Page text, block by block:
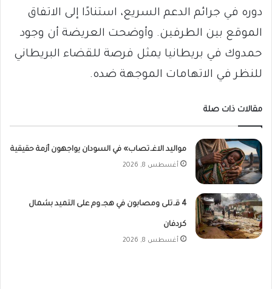
دوره في جرائم الدعم السريع، استنادًا إلى الاتفاق
الموقع بين الطرفين. وأوضحت العريضة أن وجود
حمدوك في بريطانيا يمثل فرصة للقضاء البريطاني
للنظر في الاتهامات الموجهة ضده.
مقالات ذات صلة
مواليد الاغـ.تصاب» في السودان يواجهون أزمة حقيقية
أغسطس 8, 2026
4 قـ.تلى ومصابون في هجـ.وم على التميد بشمال
كردفان
أغسطس 8, 2026